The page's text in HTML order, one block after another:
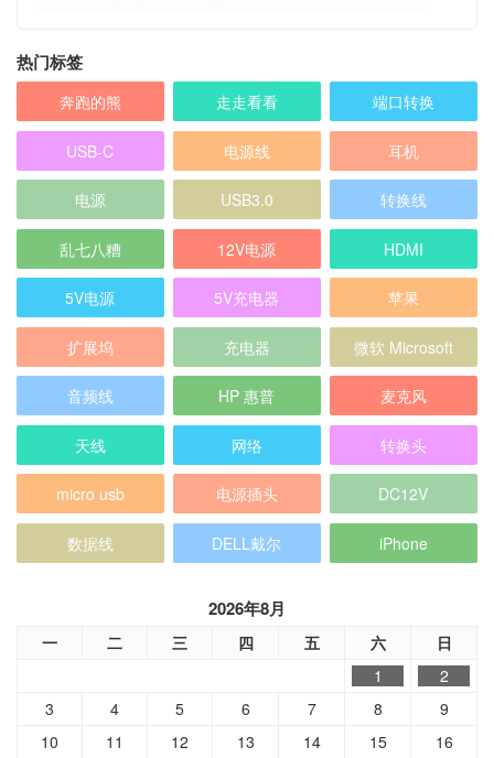
热门标签
奔跑的熊 走走看看 端口转换
USB-C 电源线 耳机
电源 USB3.0 转换线
乱七八糟 12V电源 HDMI
5V电源 5V充电器 苹果
扩展坞 充电器 微软 Microsoft
音频线 HP 惠普 麦克风
天线 网络 转换头
micro usb 电源插头 DC12V
数据线 DELL戴尔 iPhone
2026年8月
一 二 三 四 五 六 日
1
2
3
4 5 6 7 8
9
10
11 12 13 14 15
16